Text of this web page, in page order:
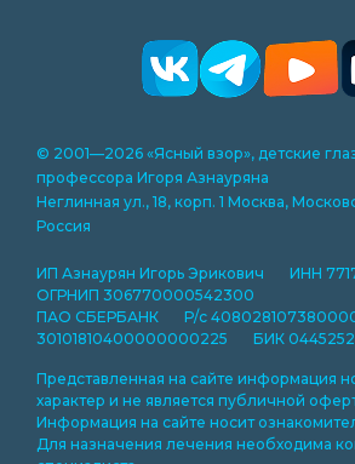
© 2001—2026 «Ясный взор», детские
профессора Игоря Азнауряна
Неглинная ул., 18, корп. 1 Москва,
Россия
ИП Азнаурян Игорь Эрикович ИНН
ОГРНИП 306770000542300
ПАО СБЕРБАНК Р/с
30101810400000000225 БИК
Представленная на сайте информация
характер и не является публичной
Информация на сайте носит
Для назначения лечения необходима